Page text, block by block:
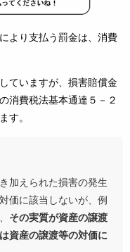
より支払う罰金は、消費
ていますが、損害賠償金
消費税法基本通達５－２
す。
加えられた損害の発生
価に該当しないが、例
その実質が資産の譲渡
資産の譲渡等の対価に